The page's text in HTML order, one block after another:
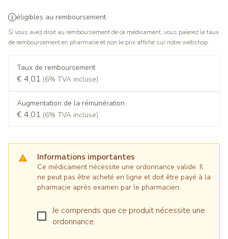
éligibles au remboursement
Si vous avez droit au remboursement de ce médicament, vous paierez le taux
de remboursement en pharmacie et non le prix affiché sur notre webshop.
Taux de remboursement
€ 4,01 (6% TVA incluse)
Augmentation de la rémunération
€ 4,01 (6% TVA incluse)
Informations importantes
Ce médicament nécessite une ordonnance valide. Il
ne peut pas être acheté en ligne et doit être payé à la
pharmacie après examen par le pharmacien.
Je comprends que ce produit nécessite une
ordonnance.